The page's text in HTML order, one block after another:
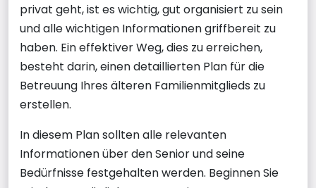
privat geht, ist es wichtig, gut organisiert zu sein
und alle wichtigen Informationen griffbereit zu
haben. Ein effektiver Weg, dies zu erreichen,
besteht darin, einen detaillierten Plan für die
Betreuung Ihres älteren Familienmitglieds zu
erstellen.
In diesem Plan sollten alle relevanten
Informationen über den Senior und seine
Bedürfnisse festgehalten werden. Beginnen Sie